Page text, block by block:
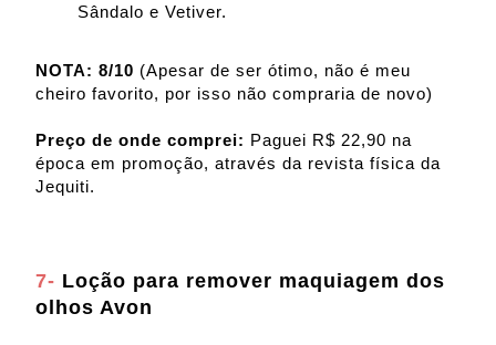
Sândalo e Vetiver.
NOTA: 8/10 (Apesar de ser ótimo, não é meu
cheiro favorito, por isso não compraria de novo)
Preço de onde comprei: Paguei R$ 22,90 na
época em promoção, através da revista física da
Jequiti.
7- Loção para remover maquiagem dos
olhos Avon